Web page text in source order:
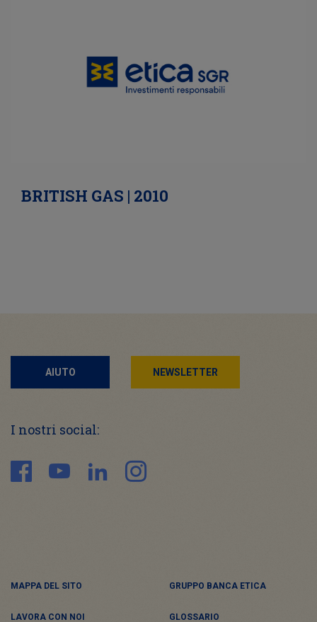
BRITISH GAS | 2010
AIUTO NEWSLETTER
I nostri social:
MAPPA DEL SITO GRUPPO BANCA ETICA
LAVORA CON NOI GLOSSARIO